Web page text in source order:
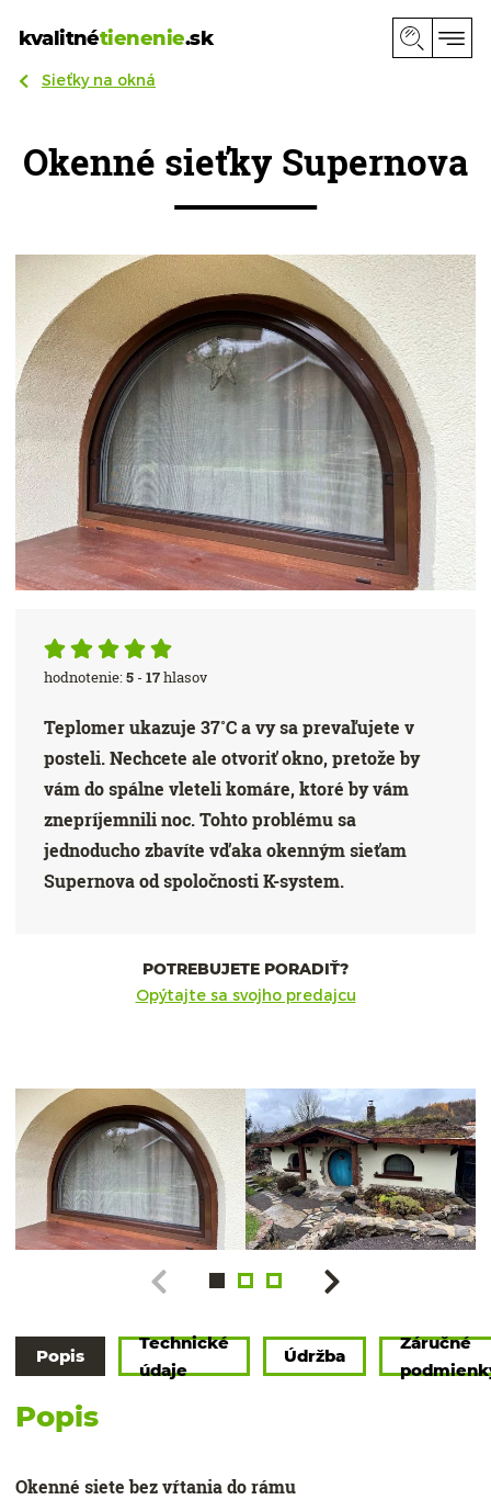
kvalitnétienenie.sk
Sieťky na okná
Okenné sieťky Supernova
hodnotenie:5 -17hlasov
Teplomer ukazuje 37˚C a vy sa prevaľujete v
posteli. Nechcete ale otvoriť okno, pretože by
vám do spálne vleteli komáre, ktoré by vám
znepríjemnili noc. Tohto problému sa
jednoducho zbavíte vďaka okenným sieťam
Supernova od spoločnosti K-system.
POTREBUJETE PORADIŤ?
Opýtajte sa svojho predajcu
Popis
Technické
údaje
Údržba
Záručné
Popis
Okenné siete bez vŕtania do rámu